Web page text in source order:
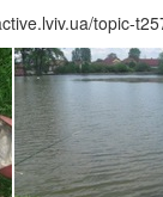
topic-